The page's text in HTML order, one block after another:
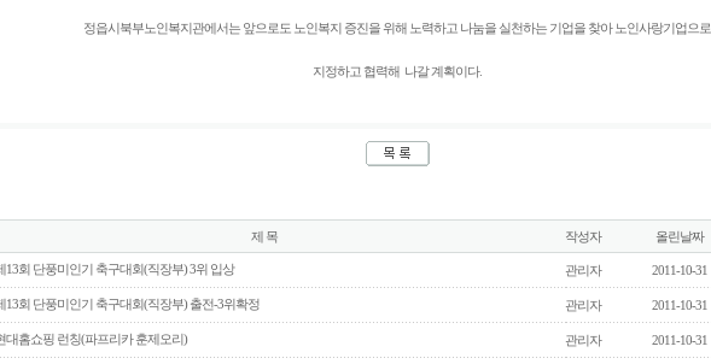
정읍시북부노인복지관에서는 앞으로도 노인복지 증진을 위해 노력하고 나눔을 실천하는 기업을 찾아 노인사랑기업으로
지정하고 협력해 나갈 계획이다.
제 목 작성자 올린날짜
13회 단풍미인기 축구대회(직장부) 3위 입상 관리자 2011-10-31
13회 단풍미인기 축구대회(직장부) 출전-3위확정 관리자 2011-10-31
대홈쇼핑 런칭(파프리카 훈제오리) 관리자 2011-10-31